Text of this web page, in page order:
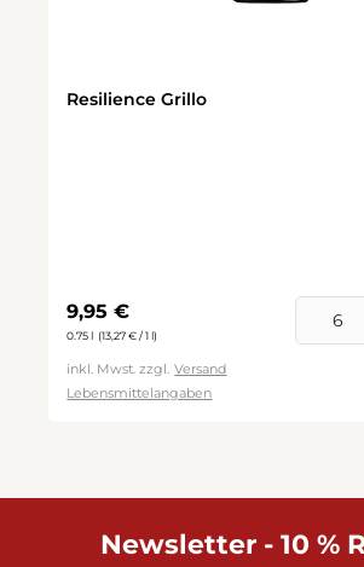
Resilience Grillo
Regulärer Preis:
9,95 €
0.75 l (13,27 € / 1 l)
inkl. Mwst. zzgl. Versand
Lebensmittelangaben
Newsletter - 10 %